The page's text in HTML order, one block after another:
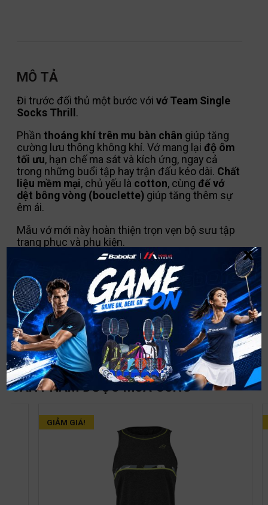
MÔ TẢ
Đi trước đối thủ một bước với vớ Team Single
Socks Thrill .
Phần thoáng khí trên mu bàn chân giúp tăng
cường lưu thông không khí. Vớ mang lại độ ôm
tối ưu, hạn chế ma sát và kích ứng, ngay cả
trong những buổi tập hay trận đấu kéo dài. Chất
liệu mềm mại, chủ yếu là cotton, cùng đế vớ
dệt bông vòng (bouclette)giúp tăng thêm sự
êm ái.
Mẫu vớ mới này hoàn thiện trọn vẹn bộ sưu tập
trang phục và phụ kiện.
phong cáchvà sự thoải mái
vớ
tennis cổ cao
mới, lấy cảm hứng từ phong cách
vintage cổ điển . Phù hợp cả trên sân lẫn trong
cuộc sống hằng ngày!
SẢN PHẨM ĐƯỢC MUA CÙNG
GIẢM GIÁ!
x